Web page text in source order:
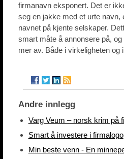
firmanavn eksponert. Det er
seg en jakke med et urte navn,
navnet på kjente selskaper.
smart måte å annonsere på,
mer av. Både i virkeligheten og
Andre innlegg
Varg Veum – norsk krim på
Smart å investere i firmalogo
Min beste venn - En